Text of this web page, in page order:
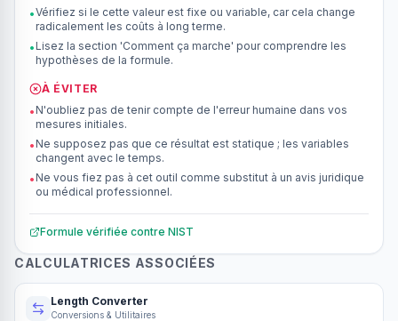
•Vérifiez si le cette valeur est fixe ou variable, car cela change
radicalement les coûts à long terme.
• Lisez la section 'Comment ça marche' pour comprendre les
hypothèses de la formule.
À ÉVITER
• N'oubliez pas de tenir compte de l'erreur humaine dans vos
mesures initiales.
• Ne supposez pas que ce résultat est statique ; les variables
changent avec le temps.
• Ne vous fiez pas à cet outil comme substitut à un avis juridique
ou médical professionnel.
Formule vérifiée contre NIST
CALCULATRICES ASSOCIÉES
Length Converter
Conversions & Utilitaires